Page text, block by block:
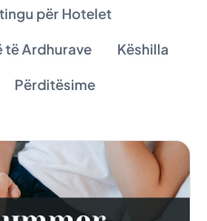
për Hotelet
të Ardhurave Këshilla
Përditësime